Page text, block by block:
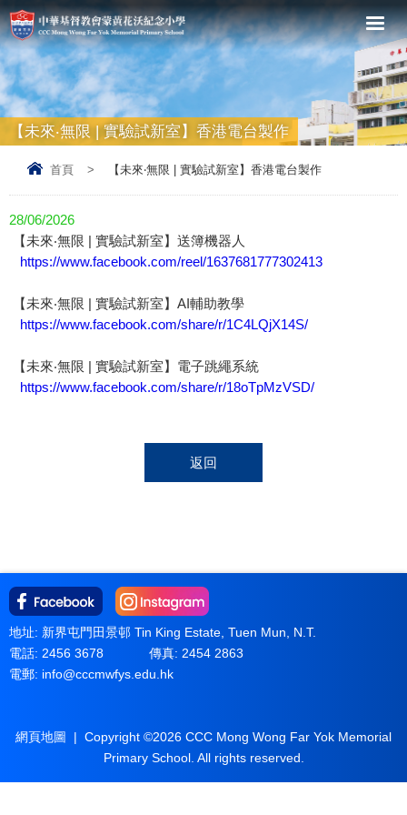
【未來‧無限 | 實驗試新室】香港電台製作
首頁 > 【未來‧無限 | 實驗試新室】香港電台製作
28/06/2026
【未來‧無限 | 實驗試新室】送簿機器人
https://www.facebook.com/reel/1637681777302413
【未來‧無限 | 實驗試新室】AI輔助教學
https://www.facebook.com/share/r/1C4LQjX14S/
【未來‧無限 | 實驗試新室】電子跳繩系統
https://www.facebook.com/share/r/18oTpMzVSD/
返回
地址: 新界屯門田景邨 Tin King Estate, Tuen Mun, N.T.
電話: 2456 3678
傳真: 2454 2863
電郵: info@cccmwfys.edu.hk
網頁地圖 | Copyright ©2026 CCC Mong Wong Far Yok Memorial
Primary School. All rights reserved.